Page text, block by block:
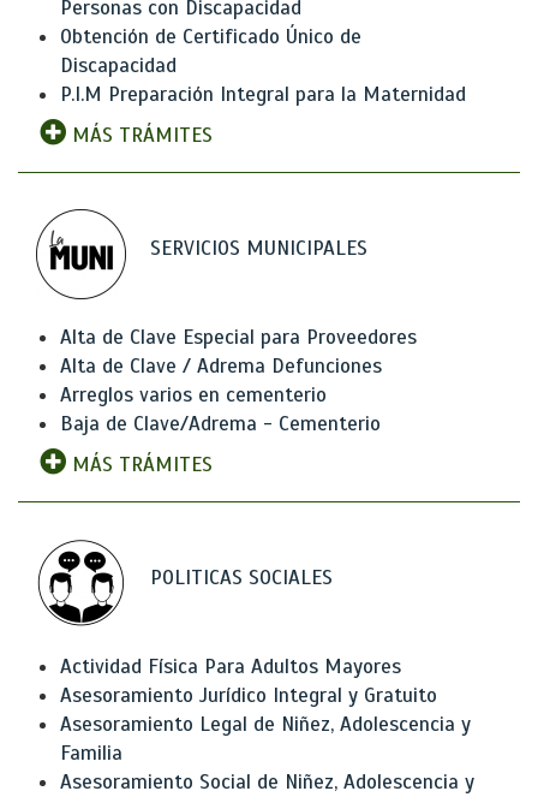
Personas con Discapacidad
Obtención de Certificado Único de
Discapacidad
P.I.M Preparación Integral para la Maternidad
MÁS TRÁMITES
SERVICIOS MUNICIPALES
Alta de Clave Especial para Proveedores
Alta de Clave / Adrema Defunciones
Arreglos varios en cementerio
Baja de Clave/Adrema - Cementerio
MÁS TRÁMITES
POLITICAS SOCIALES
Actividad Física Para Adultos Mayores
Asesoramiento Jurídico Integral y Gratuito
Asesoramiento Legal de Niñez, Adolescencia y
Familia
Asesoramiento Social de Niñez, Adolescencia y